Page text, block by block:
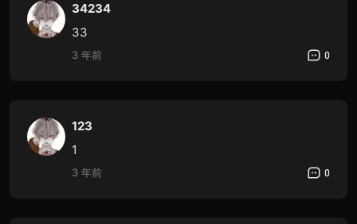
34234
33
3 年前 0
123
1
3 年前 0